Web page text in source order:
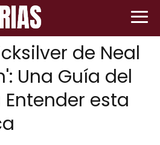
de Neal
Una Guía del
esta